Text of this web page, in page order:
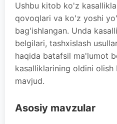
Ushbu kitob ko'z
qovoqlari va ko'z yoshi
bag'ishlangan. Unda
belgilari, tashxislash
haqida batafsil ma'lumot
kasalliklarining oldini
mavjud.
Asosiy mavzular